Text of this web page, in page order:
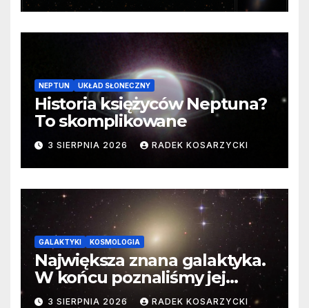
NEPTUN UKŁAD SŁONECZNY
Historia księżyców Neptuna?
To skomplikowane
3 SIERPNIA 2026 RADEK KOSARZYCKI
GALAKTYKI KOSMOLOGIA
Największa znana galaktyka.
W końcu poznaliśmy jej
faktyczne wymiary
3 SIERPNIA 2026 RADEK KOSARZYCKI